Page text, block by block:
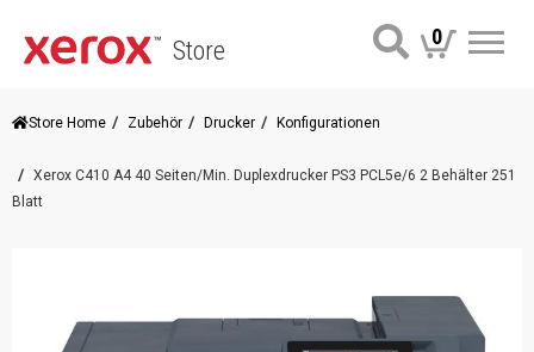
Store 0
Store Home Zubehör Drucker Konfigurationen
Xerox C410 A4 40 Seiten/Min. Duplexdrucker PS3 PCL5e/6 2 Behälter 251
Blatt